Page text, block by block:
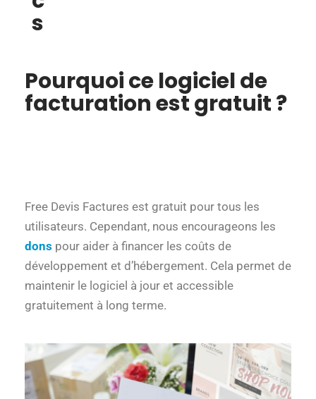
s
Pourquoi ce logiciel de
facturation est gratuit ?
Free Devis Factures est gratuit pour tous les
utilisateurs. Cependant, nous encourageons les
dons pour aider à financer les coûts de
développement et d’hébergement. Cela permet de
maintenir le logiciel à jour et accessible
gratuitement à long terme.